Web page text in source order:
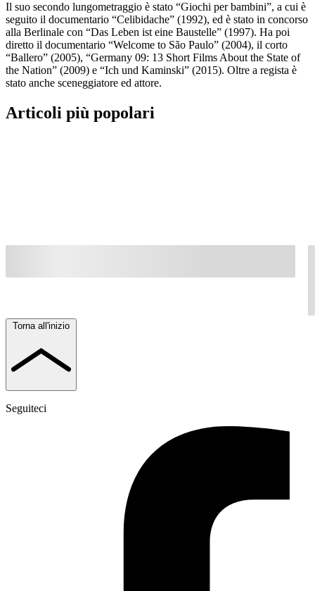
Il suo secondo lungometraggio è stato “Giochi per bambini”, a cui è
seguito il documentario “Celibidache” (1992), ed è stato in concorso
alla Berlinale con “Das Leben ist eine Baustelle” (1997). Ha poi
diretto il documentario “Welcome to São Paulo” (2004), il corto
“Ballero” (2005), “Germany 09: 13 Short Films About the State of
the Nation” (2009) e “Ich und Kaminski” (2015). Oltre a regista è
stato anche sceneggiatore ed attore.
Articoli più popolari
Torna all'inizio
Seguiteci